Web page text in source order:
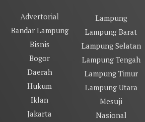
Advertorial
Bandar Lampung
Bisnis
Bogor
Daerah
Hukum
Iklan
Jakarta
Lampung
Lampung Barat
Lampung Selatan
Lampung Tengah
Lampung Timur
Lampung Utara
Mesuji
Nasional